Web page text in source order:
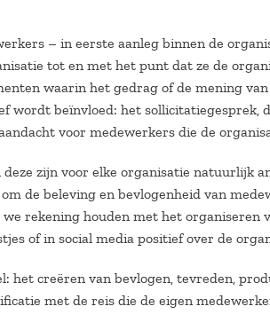
– in eerste aanleg binnen de
tot en met het punt dat ze de
waarin het gedrag of de mening
wordt beïnvloed: het sollicitatiegesprek,
voor medewerkers die de
zijn voor elke organisatie natuurlijk
de beleving en bevlogenheid van
rekening houden met het organiseren
of in social media positief over de
het creëren van bevlogen, tevreden,
met de reis die de eigen